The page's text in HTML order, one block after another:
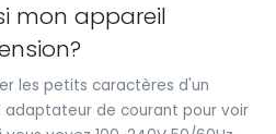
mon appareil
les petits caractères d'un
de courant pour voir